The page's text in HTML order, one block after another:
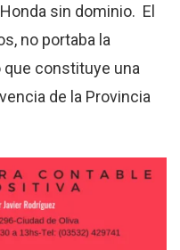
sin dominio. El
no portaba la
constituye una
de la Provincia